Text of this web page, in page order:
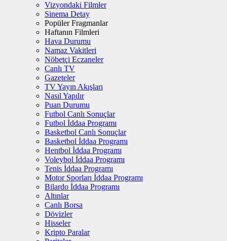
Vizyondaki Filmler
Sinema Detay
Popüler Fragmanlar
Haftanın Filmleri
Hava Durumu
Namaz Vakitleri
Nöbetçi Eczaneler
Canlı TV
Gazeteler
TV Yayın Akışları
Nasıl Yapılır
Puan Durumu
Futbol Canlı Sonuçlar
Futbol İddaa Programı
Basketbol Canlı Sonuçlar
Basketbol İddaa Programı
Hentbol İddaa Programı
Voleybol İddaa Programı
Tenis İddaa Programı
Motor Sporları İddaa Programı
Bilardo İddaa Programı
Altınlar
Canlı Borsa
Dövizler
Hisseler
Kripto Paralar